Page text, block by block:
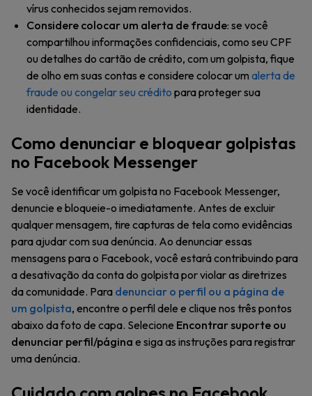
vírus conhecidos sejam removidos.
Considere colocar um alerta de fraude: se você
compartilhou informações confidenciais, como seu CPF
ou detalhes do cartão de crédito, com um golpista, fique
de olho em suas contas e considere colocar um alerta de
fraude ou congelar seu crédito para proteger sua
identidade.
Como denunciar e bloquear golpistas
no Facebook Messenger
Se você identificar um golpista no Facebook Messenger,
denuncie e bloqueie-o imediatamente. Antes de excluir
qualquer mensagem, tire capturas de tela como evidências
para ajudar com sua denúncia. Ao denunciar essas
mensagens para o Facebook, você estará contribuindo para
a desativação da conta do golpista por violar as diretrizes
da comunidade. Para denunciar o perfil ou a página de
um golpista, encontre o perfil dele e clique nos três pontos
abaixo da foto de capa. Selecione Encontrar suporte ou
denunciar perfil/página e siga as instruções para registrar
uma denúncia.